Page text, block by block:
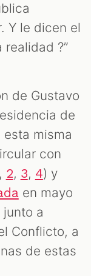
Y le dicen el
?”
de Gustavo
de
misma
con
, 2, 3, 4) y
en mayo
a
Conflicto, a
de estas